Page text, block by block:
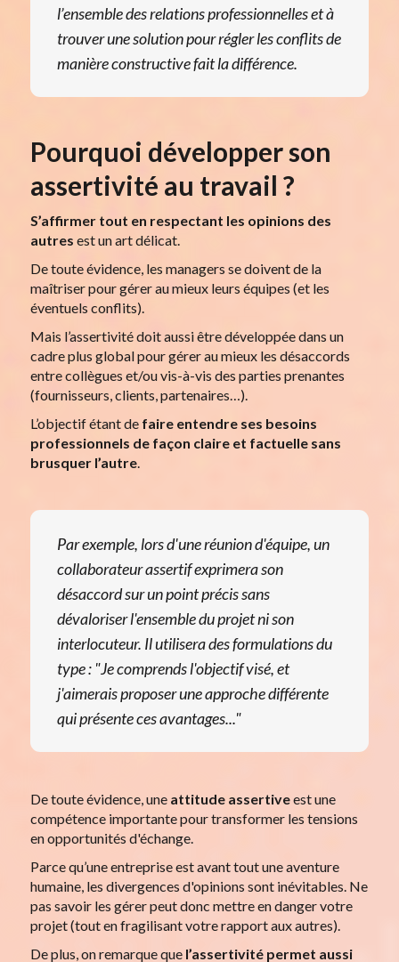
l’ensemble des relations professionnelles et à
trouver une solution pour régler les conflits de
manière constructive fait la différence.
Pourquoi développer son
assertivité au travail ?
S’affirmer tout en respectant les opinions des
autres est un art délicat.
De toute évidence, les managers se doivent de la
maîtriser pour gérer au mieux leurs équipes (et les
éventuels conflits).
Mais l’assertivité doit aussi être développée dans un
cadre plus global pour gérer au mieux les désaccords
entre collègues et/ou vis-à-vis des parties prenantes
(fournisseurs, clients, partenaires…).
L’objectif étant de faire entendre ses besoins
professionnels de façon claire et factuelle sans
brusquer l’autre.
Par exemple, lors d'une réunion d'équipe, un
collaborateur assertif exprimera son
désaccord sur un point précis sans
dévaloriser l'ensemble du projet ni son
interlocuteur. Il utilisera des formulations du
type : "Je comprends l'objectif visé, et
j'aimerais proposer une approche différente
qui présente ces avantages..."
De toute évidence, une attitude assertiveest une
compétence importante pour transformer les tensions
en opportunités d'échange.
Parce qu’une entreprise est avant tout une aventure
humaine, les divergences d'opinions sont inévitables. Ne
pas savoir les gérer peut donc mettre en danger votre
projet (tout en fragilisant votre rapport aux autres).
De plus, on remarque que l’assertivité permet aussi